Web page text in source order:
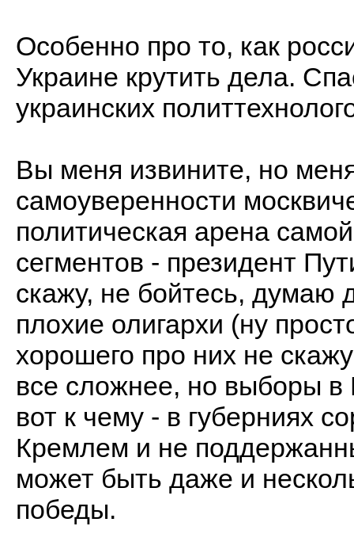
Особенно про то, как
Украине крутить дела.
украинских
Вы меня извините, но
самоуверенности
политическая арена
сегментов - президент
скажу, не бойтесь, думаю
плохие олигархи (ну
хорошего про них не
все сложнее, но выборы в
вот к чему - в губерниях
Кремлем и не
может быть даже и
победы.